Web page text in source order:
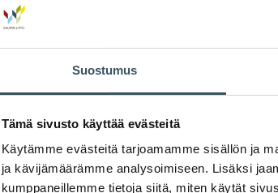
Suostumus
Tämä sivusto käyttää evästeitä
Käytämme evästeitä tarjoamamme sisällön ja
ja kävijämäärämme analysoimiseen. Lisäksi
kumppaneillemme tietoja siitä, miten käytät